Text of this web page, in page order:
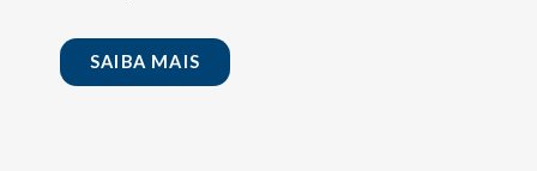
SAIBA MAIS